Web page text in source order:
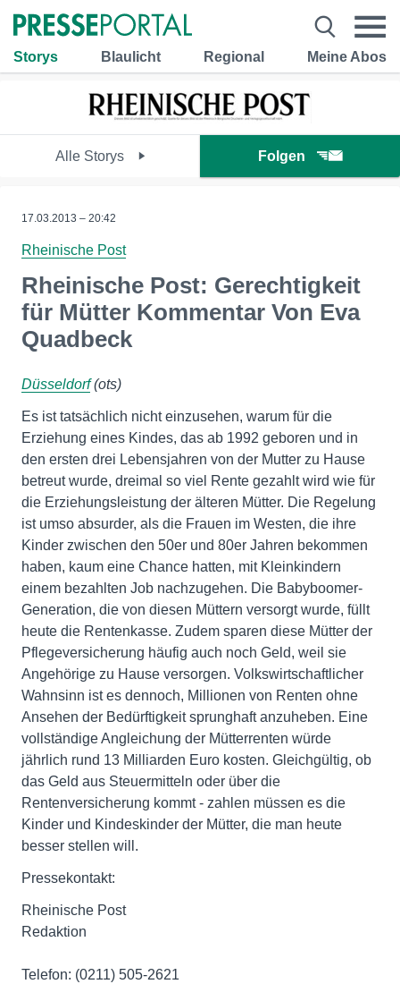
Storys Blaulicht Regional Meine Abos
Alle Storys Folgen
17.03.2013 – 20:42
Rheinische Post
Rheinische Post: Gerechtigkeit
für Mütter Kommentar Von Eva
Quadbeck
Düsseldorf(ots)
Es ist tatsächlich nicht einzusehen, warum für die
Erziehung eines Kindes, das ab 1992 geboren und in
den ersten drei Lebensjahren von der Mutter zu Hause
betreut wurde, dreimal so viel Rente gezahlt wird wie für
die Erziehungsleistung der älteren Mütter. Die Regelung
ist umso absurder, als die Frauen im Westen, die ihre
Kinder zwischen den 50er und 80er Jahren bekommen
haben, kaum eine Chance hatten, mit Kleinkindern
einem bezahlten Job nachzugehen. Die Babyboomer-
Generation, die von diesen Müttern versorgt wurde, füllt
heute die Rentenkasse. Zudem sparen diese Mütter der
Pflegeversicherung häufig auch noch Geld, weil sie
Angehörige zu Hause versorgen. Volkswirtschaftlicher
Wahnsinn ist es dennoch, Millionen von Renten ohne
Ansehen der Bedürftigkeit sprunghaft anzuheben. Eine
vollständige Angleichung der Mütterrenten würde
jährlich rund 13 Milliarden Euro kosten. Gleichgültig, ob
das Geld aus Steuermitteln oder über die
Rentenversicherung kommt - zahlen müssen es die
Kinder und Kindeskinder der Mütter, die man heute
besser stellen will.
Pressekontakt:
Rheinische Post
Redaktion
Telefon: (0211) 505-2621